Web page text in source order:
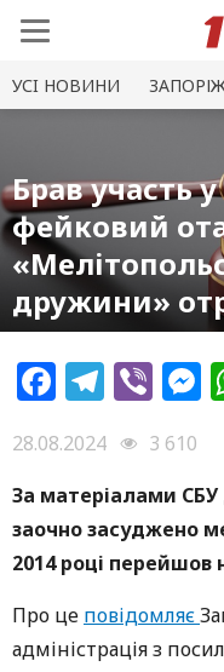
УСI НОВИНИ
Брав участь у
фейковий
дружини»
28.08.2024
3 610
За матеріалами СБУ
заочно засуджено
2014 році перейшов
Про це повідомляє
адміністрація з